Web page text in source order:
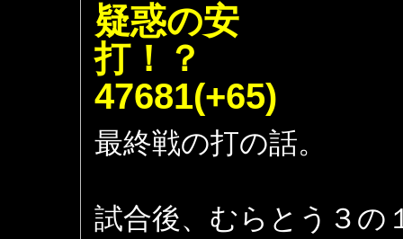
疑惑の安
打
47681(+65)
最終戦の打の話。
試合後、むらとう３の